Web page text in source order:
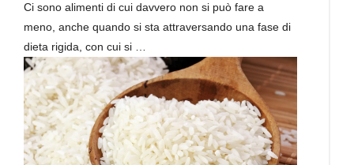
Ci sono alimenti di cui davvero non si può fare a
meno, anche quando si sta attraversando una fase di
dieta rigida, con cui si …